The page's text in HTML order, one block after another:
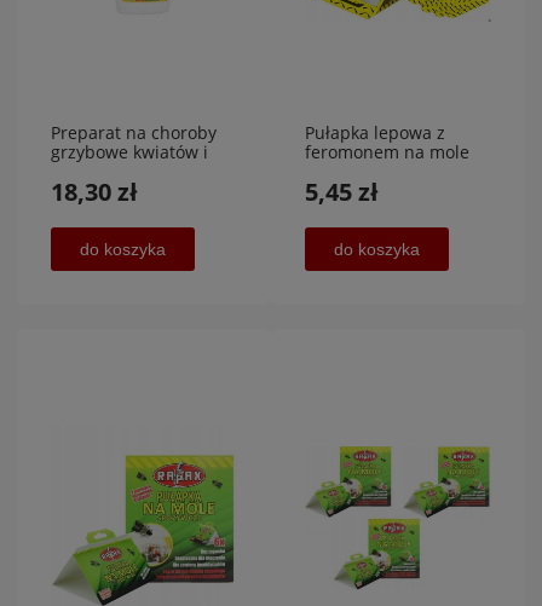
Preparat na choroby
grzybowe kwiatów i
18,30 zł
do koszyka
Pułapka lepowa z
feromonem na mole
5,45 zł
do koszyka